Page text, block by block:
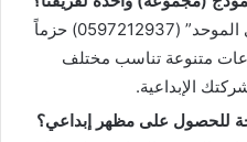
نعم بالتأكيد. تقدم “ريال الزي الموحد” (0597212937) حزماً
متنوعة تناسب مختلف
الإبداعية.
للحصول على مظهر إبداعي؟